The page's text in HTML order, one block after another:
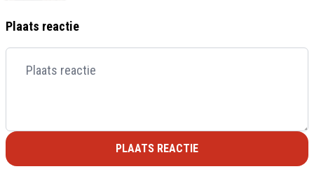
Plaats reactie
PLAATS REACTIE